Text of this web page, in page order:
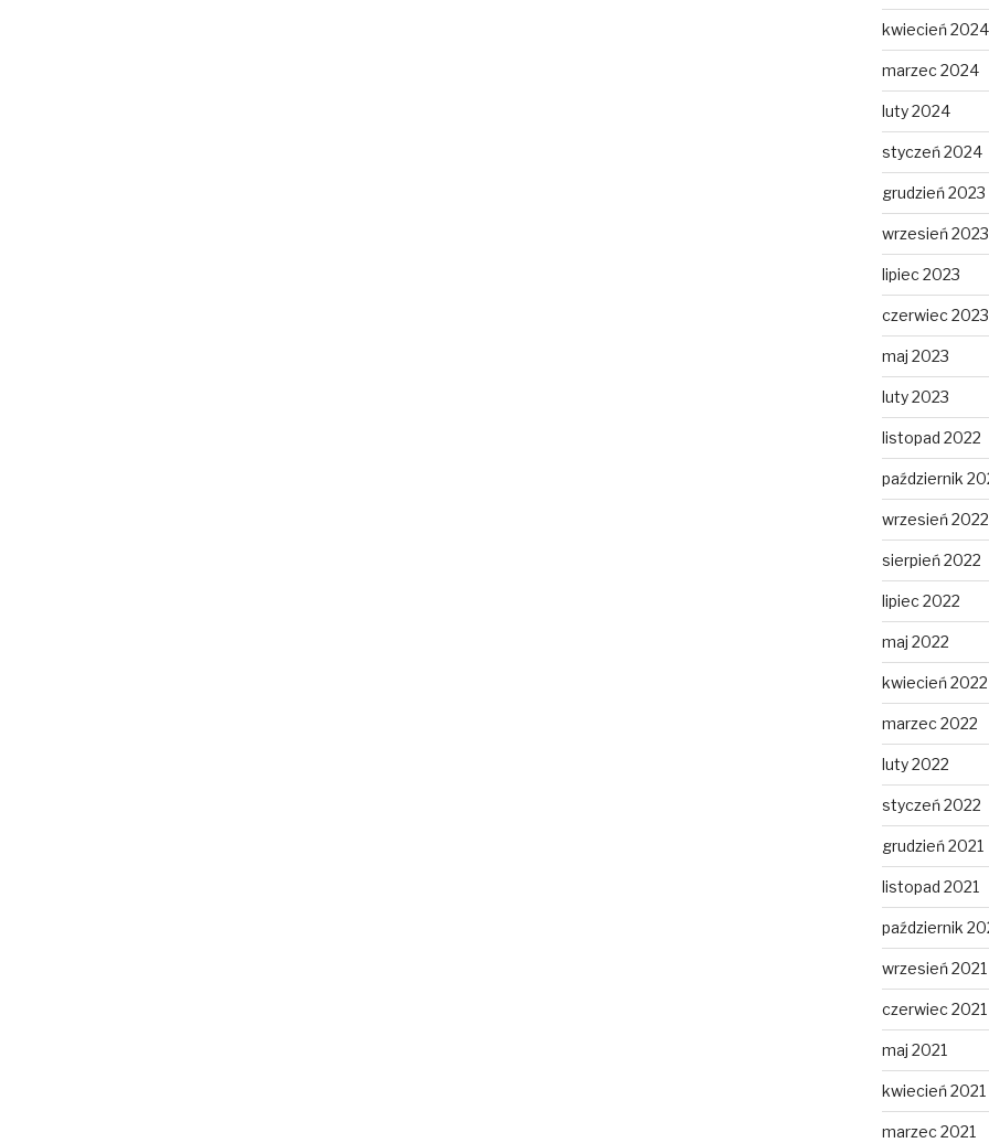
kwiecień 2024
marzec 2024
luty 2024
styczeń 2024
grudzień 2023
wrzesień 2023
lipiec 2023
czerwiec 2023
maj 2023
luty 2023
listopad 2022
październik
wrzesień 2022
sierpień 2022
lipiec 2022
maj 2022
kwiecień 2022
marzec 2022
luty 2022
styczeń 2022
grudzień 2021
listopad 2021
październik
wrzesień 2021
czerwiec 2021
maj 2021
kwiecień 2021
marzec 2021